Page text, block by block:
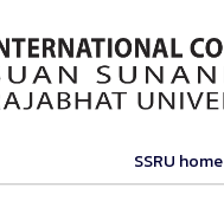
SSRU home